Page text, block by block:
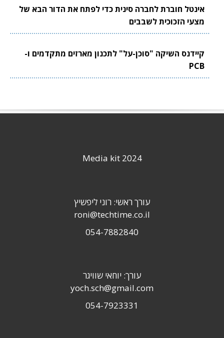
אינטל חוברת לחברה סינית כדי לפתח את הדור הבא של
מצעי הזכוכית לשבבים
קיידנס השיקה "סוכן-על" לתכנון מארזים מתקדמים ו-
PCB
Media kit 2024
עורך ראשי: רוני ליפשיץ
roni@techtime.co.il
054-7882840
עורך: יוחאי שוויגר
yoch.sch@gmail.com
054-7923331